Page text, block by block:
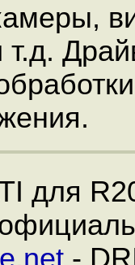
т.д.
для
-